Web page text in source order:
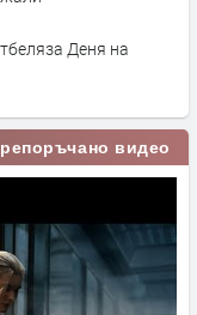
Деня на
видео